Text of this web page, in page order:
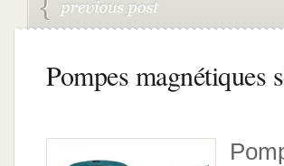
Pompes magnétiques